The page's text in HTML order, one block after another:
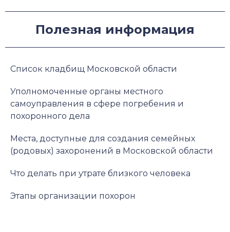
Полезная информация
Список кладбищ Московской области
Уполномоченные органы местного
самоуправления в сфере погребения и
похоронного дела
Места, доступные для создания семейных
(родовых) захоронений в Московской области
Что делать при утрате близкого человека
Этапы организации похорон